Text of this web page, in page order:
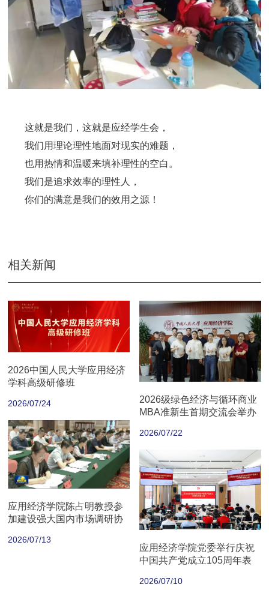
这就是我们，这就是应经学生会，
我们用理论理性地面对现实的难题，
也用热情和温暖来填补理性的空白。
我们是追求效率的理性人，
你们的满意是我们的效用之源！
相关新闻
2026中国人民大学应用经济
学科高级研修班
2026/07/24
2026级绿色经济与循环商业
MBA准新生首期交流会举办
2026/07/22
应用经济学院陈占明教授参
加建设强大国内市场调研协
2026/07/13
应用经济学院党委举行庆祝
中国共产党成立105周年表
2026/07/10